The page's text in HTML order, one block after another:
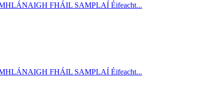
FHÁIL SAMPLAÍ Éifeacht...
FHÁIL SAMPLAÍ Éifeacht...